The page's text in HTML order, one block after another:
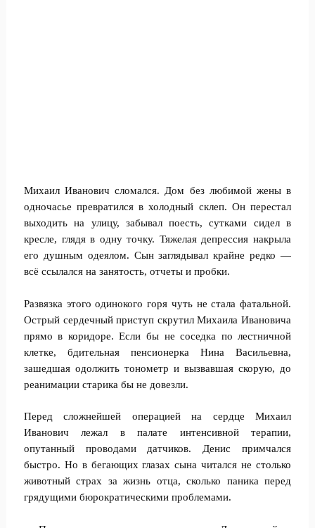
Михаил Иванович сломался. Дом без любимой жены в
одночасье превратился в холодный склеп. Он перестал
выходить на улицу, забывал поесть, сутками сидел в
кресле, глядя в одну точку. Тяжелая депрессия накрыла
его душным одеялом. Сын заглядывал крайне редко —
всё ссылался на занятость, отчеты и пробки.
Развязка этого одинокого горя чуть не стала фатальной.
Острый сердечный приступ скрутил Михаила Ивановича
прямо в коридоре. Если бы не соседка по лестничной
клетке, бдительная пенсионерка Нина Васильевна,
зашедшая одолжить тонометр и вызвавшая скорую, до
реанимации старика бы не довезли.
Перед сложнейшей операцией на сердце Михаил
Иванович лежал в палате интенсивной терапии,
опутанный проводами датчиков. Денис примчался
быстро. Но в бегающих глазах сына читался не столько
животный страх за жизнь отца, сколько паника перед
грядущими бюрократическими проблемами.